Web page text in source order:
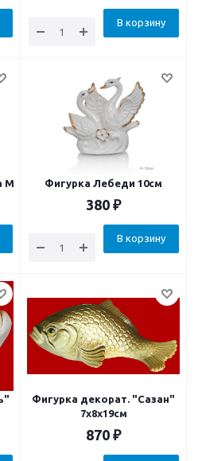
В корзину
5.3х3.3х6см
Фигурка Лебеди 10см
380 ₽
В корзину
Фигурка декорат. "Сазан"
7x8x19см
870 ₽